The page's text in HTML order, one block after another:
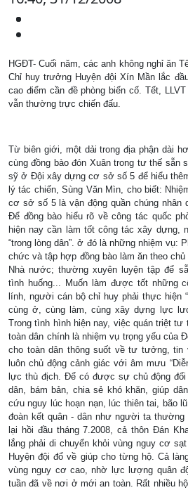
HGĐT- Cuối năm, các anh không nghỉ ăn
Chỉ huy trưởng Huyện đội Xín Mần lắc
cao điểm cần đề phòng biến cố. Tết,
vẫn thường trực chiến đấu.
Từ biên giới, một dải trong địa phận dài
cùng đồng bào đón Xuân trong tư thế sẵn
sỹ ở Đội xây dựng cơ sở số 5 để hiểu
lý tác chiến, Sùng Văn Mìn, cho biết:
cơ sở số 5 là vận động quần chúng nhân
Để đồng bào hiểu rõ về công tác quốc
hiện nay cần làm tốt công tác xây dựng,
“trong lòng dân”. ở đó là những nhiệm vụ:
chức và tập hợp đồng bào làm ăn theo
Nhà nước; thường xuyên luyện tập để
tình huống... Muốn làm được tốt những
lính, người cán bộ chỉ huy phải thực hiện
cùng ở, cùng làm, cùng xây dựng lực
Trong tình hình hiện nay, việc quán triệt
toàn dân chính là nhiệm vụ trọng yếu của
cho toàn dân thông suốt về tư tưởng, tin
luôn chủ động cảnh giác với âm mưu
lực thù địch. Để có được sự chủ động đối
dân, bám bản, chia sẻ khó khăn, giúp
cứu nguy lúc hoạn nạn, lúc thiên tai, bão
đoàn kết quân - dân như người ta thường
lại hồi đầu tháng 7.2008, cả thôn Đán
lắng phải di chuyển khỏi vùng nguy cơ
Huyện đội đổ về giúp cho từng hộ. Cả
vùng nguy cơ cao, nhờ lực lượng quân
tuần đã về nơi ở mới an toàn. Rất nhiều